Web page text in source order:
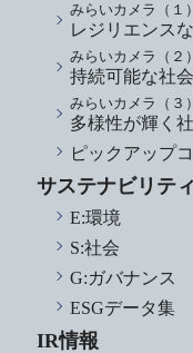
みらいカメラ（１）
レジリエンス
みらいカメラ（２）
持続可能な社会
みらいカメラ（３）
多様性が輝く
ピックアップ
サステナビリティ
E:環境
S:社会
G:ガバナンス
ESGデータ集
IR情報